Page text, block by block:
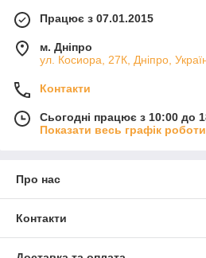
Працює з 07.01.2015
м. Дніпро
ул. Косиора, 27К, Дніпро,
Контакти
Сьогодні працює з 10:00 до
Показати весь графік роботи
Про нас
Контакти